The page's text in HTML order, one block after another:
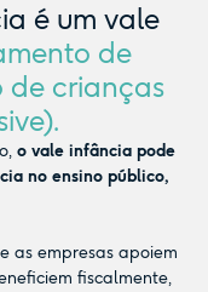
é um vale
de
de crianças
o vale infância pode
no ensino público,
as empresas apoiem
fiscalmente,